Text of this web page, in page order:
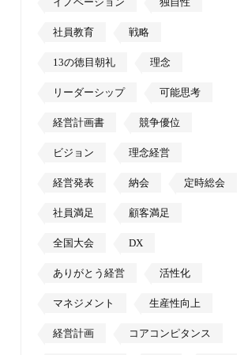
社員教育 戦略
13の徳目朝礼 理念
リーダーシップ 可能思考
経営計画書 競争優位
ビジョン 理念経営
経営発表 納会 定時総会
社員満足 顧客満足
全国大会 DX
ありがとう経営 活性化
マネジメント 生産性向上
経営計画 コアコンピタンス